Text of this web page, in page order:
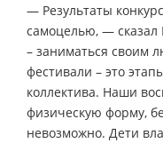
— Результаты
самоцелью, —
– заниматься своим
фестивали – это
коллектива. Наши
физическую форму,
невозможно. Дети